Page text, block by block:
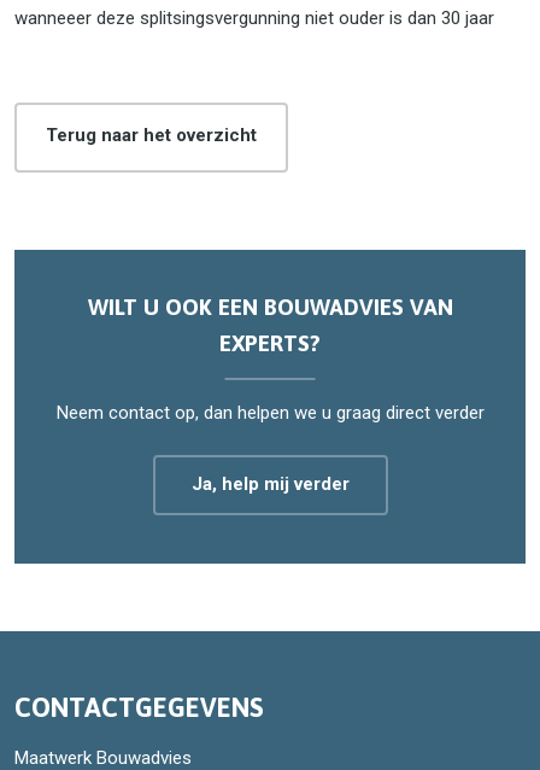
wanneeer deze splitsingsvergunning niet ouder is dan 30 jaar
Terug naar het overzicht
WILT U OOK EEN BOUWADVIES VAN
EXPERTS?
Neem contact op, dan helpen we u graag direct verder
Ja, help mij verder
CONTACTGEGEVENS
Maatwerk Bouwadvies